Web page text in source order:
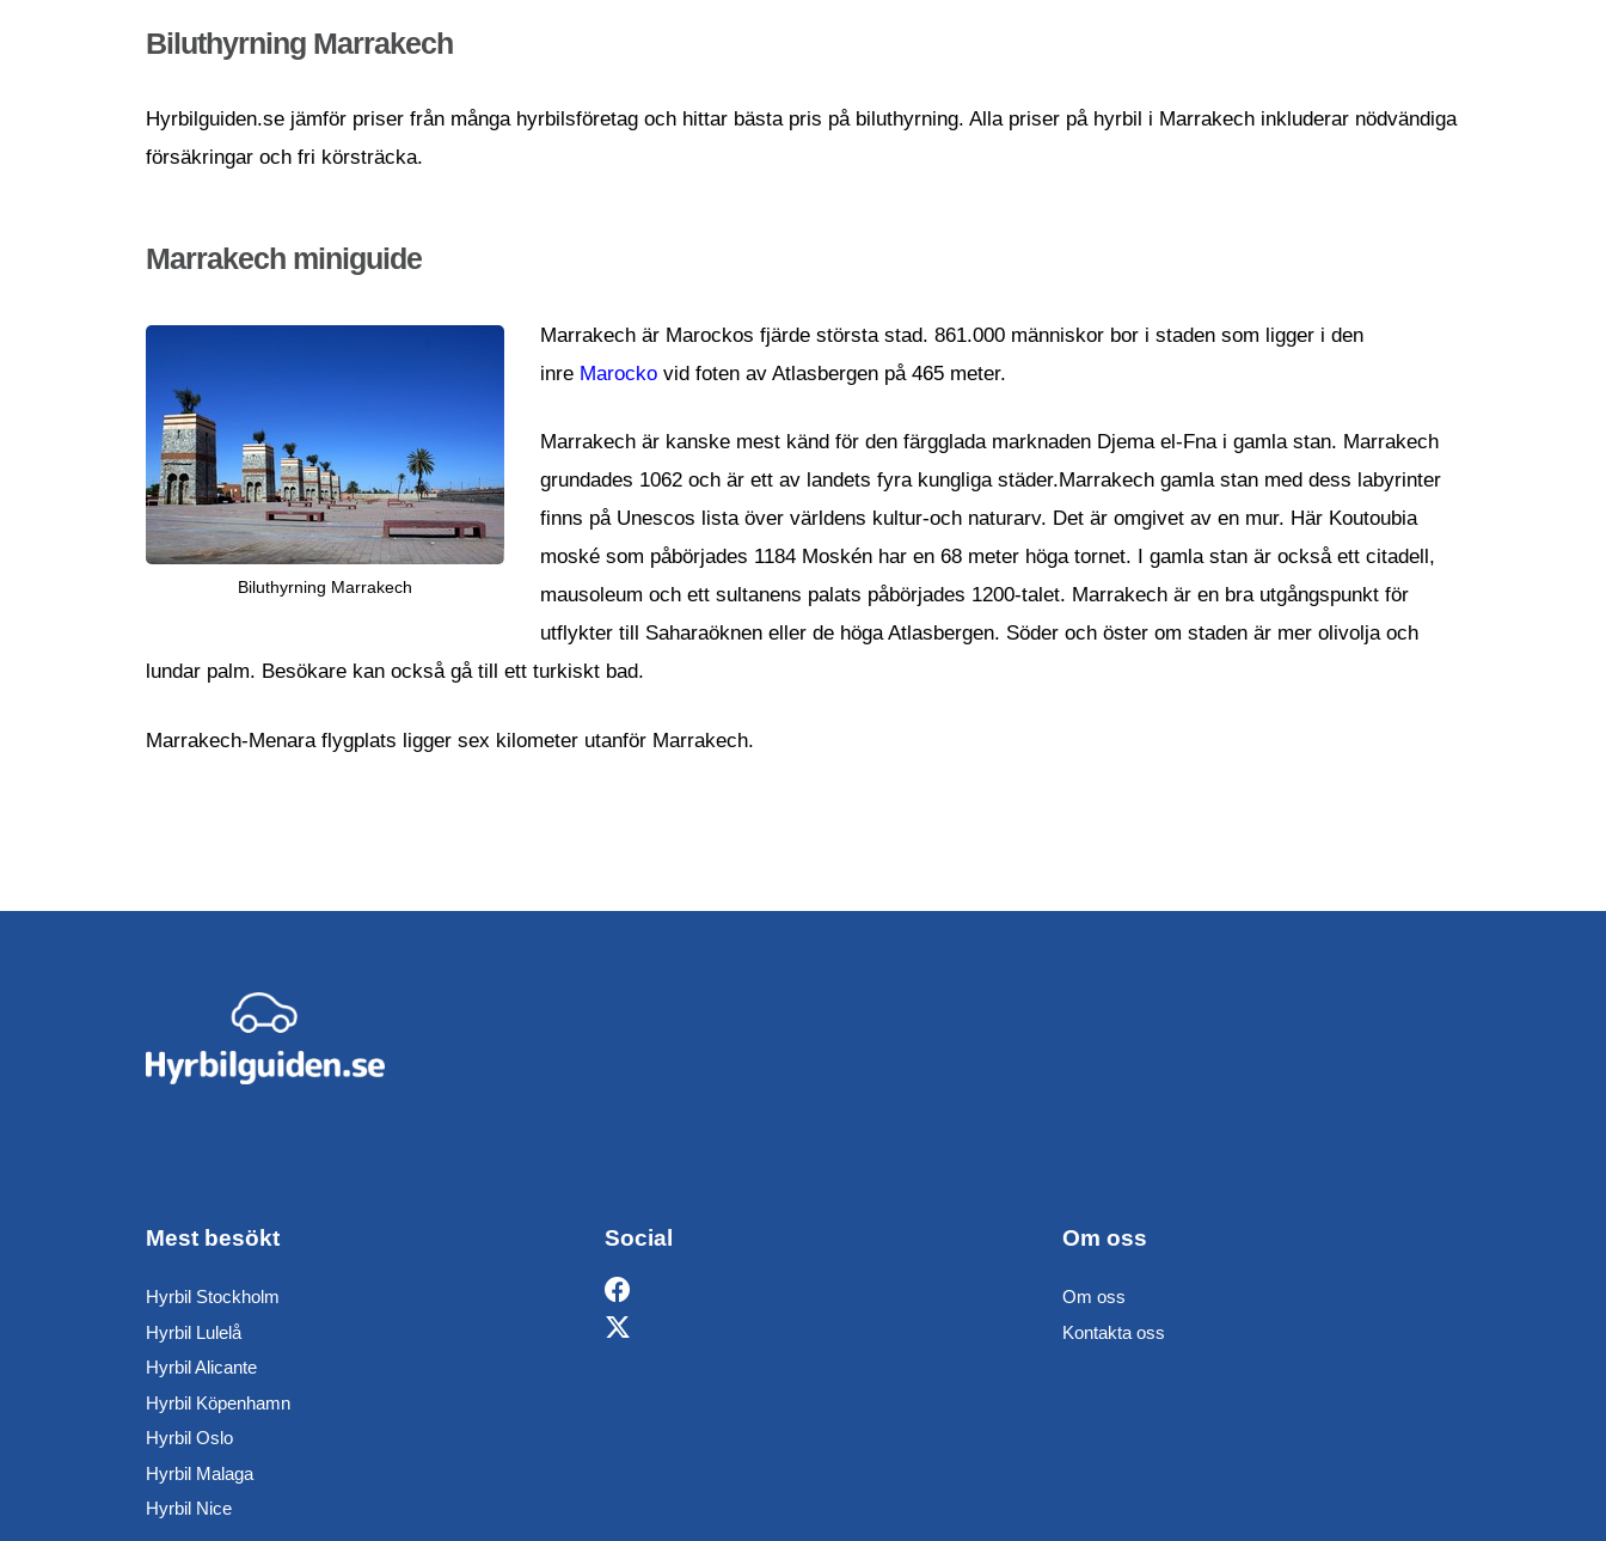
Biluthyrning Marrakech
Hyrbilguiden.se jämför priser från många hyrbilsföretag och hittar bästa pris på biluthyrning. Alla priser på hyrbil i Marrakech inkluderar nödvändiga
försäkringar och fri körsträcka.
Marrakech miniguide
Biluthyrning Marrakech
Marrakech är Marockos fjärde största stad. 861.000 människor bor i staden som ligger i den
inre Marocko vid foten av Atlasbergen på 465 meter.
Marrakech är kanske mest känd för den färgglada marknaden Djema el-Fna i gamla stan. Marrakech
grundades 1062 och är ett av landets fyra kungliga städer.Marrakech gamla stan med dess labyrinter
finns på Unescos lista över världens kultur-och naturarv. Det är omgivet av en mur. Här Koutoubia
moské som påbörjades 1184 Moskén har en 68 meter höga tornet. I gamla stan är också ett citadell,
mausoleum och ett sultanens palats påbörjades 1200-talet. Marrakech är en bra utgångspunkt för
utflykter till Saharaöknen eller de höga Atlasbergen. Söder och öster om staden är mer olivolja och
lundar palm. Besökare kan också gå till ett turkiskt bad.
Marrakech-Menara flygplats ligger sex kilometer utanför Marrakech.
Mest besökt
Hyrbil Stockholm
Hyrbil Lulelå
Hyrbil Alicante
Hyrbil Köpenhamn
Hyrbil Oslo
Hyrbil Malaga
Hyrbil Nice
Social Om oss
Om oss
Kontakta oss